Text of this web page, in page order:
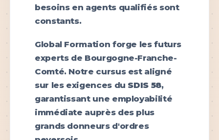
besoins en agents qualifiés sont
constants.
Global Formation forge les futurs
experts de Bourgogne-Franche-
Comté. Notre cursus est aligné
sur les exigences du SDIS 58,
garantissant une employabilité
immédiate auprès des plus
grands donneurs d'ordres